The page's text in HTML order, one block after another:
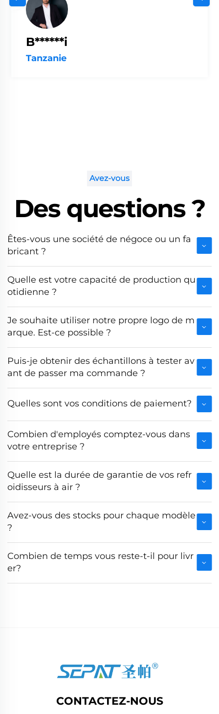
B******i
Tanzanie
Avez-vous
Des questions ?
Êtes-vous une société de négoce ou un fa
bricant ?
Quelle est votre capacité de production qu
otidienne ?
Je souhaite utiliser notre propre logo de m
arque. Est-ce possible ?
Puis-je obtenir des échantillons à tester av
ant de passer ma commande ?
Quelles sont vos conditions de paiement?
Combien d'employés comptez-vous dans
votre entreprise ?
Quelle est la durée de garantie de vos refr
oidisseurs à air ?
Avez-vous des stocks pour chaque modèle
?
Combien de temps vous reste-t-il pour livr
er?
CONTACTEZ-NOUS